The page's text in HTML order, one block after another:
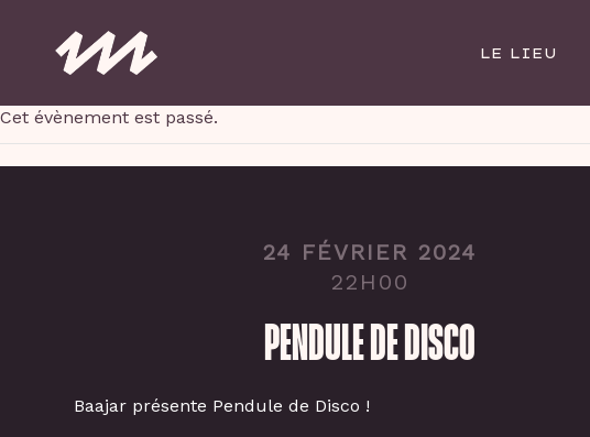
LE LIEU
Cet évènement est passé.
24 FÉVRIER 2024
22H00
PENDULE DE DISCO
Baajar présente Pendule de Disco !